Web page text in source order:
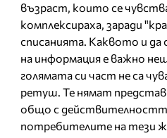
възраст, които се
комплексираха, заради
списанията. Каквото и да
на информация е важно
голямата си част не са
ретуш. Те нямат
общо с
потребителите на тези